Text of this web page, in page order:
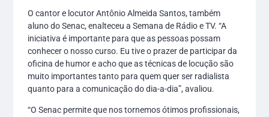
O cantor e locutor Antônio Almeida Santos, também
aluno do Senac, enalteceu a Semana de Rádio e TV. “A
iniciativa é importante para que as pessoas possam
conhecer o nosso curso. Eu tive o prazer de participar da
oficina de humor e acho que as técnicas de locução são
muito importantes tanto para quem quer ser radialista
quanto para a comunicação do dia-a-dia”, avaliou.
“O Senac permite que nos tornemos ótimos profissionais,